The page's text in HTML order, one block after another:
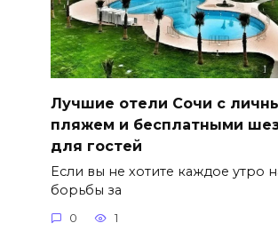
Лучшие отели Сочи с
пляжем и бесплатными
для гостей
Если вы не хотите каждое утро
борьбы за
0 1